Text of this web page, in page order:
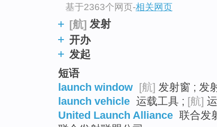
基于2363个网页-相关网页
[航] 发射
开办
发起
短语
launch window [航] 发射窗 ; 发
launch vehicle 运载工具 ; [航]
United Launch Alliance 联合发